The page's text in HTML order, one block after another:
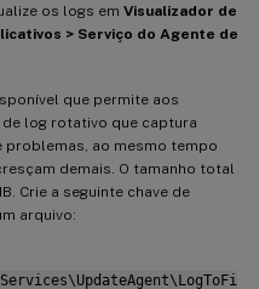
os logs em Visualizador de
> Serviço do Agente de
que permite aos
log rotativo que captura
ao mesmo tempo
demais. O tamanho total
Crie a seguinte chave de
arquivo: